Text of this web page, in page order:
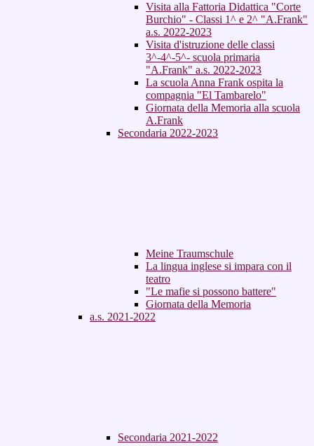
Visita alla Fattoria Didattica "Corte
Burchio" - Classi 1^ e 2^ "A.Frank"
a.s. 2022-2023
Visita d'istruzione delle classi
3^-4^-5^- scuola primaria
"A.Frank" a.s. 2022-2023
La scuola Anna Frank ospita la
compagnia "El Tambarelo"
Giornata della Memoria alla scuola
A.Frank
Secondaria 2022-2023
Meine Traumschule
La lingua inglese si impara con il
teatro
"Le mafie si possono battere"
Giornata della Memoria
a.s. 2021-2022
Secondaria 2021-2022